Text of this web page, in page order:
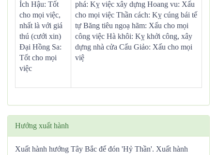
Ích Hậu: Tốt
cho mọi việc,
nhất là với giá
thú (cưới xin)
Đại Hồng Sa:
Tốt cho mọi
việc
phá: Kỵ việc xây dựng Hoang vu: Xấu
cho mọi việc Thần cách: Kỵ cúng bái tế
tự Băng tiêu ngoạ hãm: Xấu cho mọi
công việc Hà khôi: Kỵ khởi công, xây
dựng nhà cửa Cẩu Giảo: Xấu cho mọi
việ
Hướng xuất hành
Xuất hành hướng Tây Bắc để đón 'Hỷ Thần'. Xuất hành